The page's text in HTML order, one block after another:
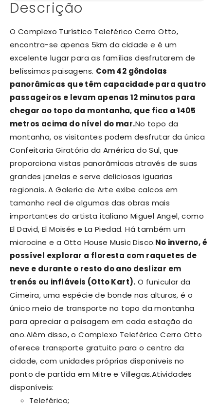
Descrição
O Complexo Turístico Teleférico Cerro Otto,
encontra-se apenas 5km da cidade e é um
excelente lugar para as famílias desfrutarem de
belíssimas paisagens. Com 42 gôndolas
panorâmicas que têm capacidade para quatro
passageiros e levam apenas 12 minutos para
chegar ao topo da montanha, que fica a 1405
metros acima do nível do mar.No topo da
montanha, os visitantes podem desfrutar da única
Confeitaria Giratória da América do Sul, que
proporciona vistas panorâmicas através de suas
grandes janelas e serve deliciosas iguarias
regionais. A Galeria de Arte exibe calcos em
tamanho real de algumas das obras mais
importantes do artista italiano Miguel Angel, como
El David, El Moisés e La Piedad. Há também um
microcine e a Otto House Music Disco.No inverno, é
possível explorar a floresta com raquetes de
neve e durante o resto do ano deslizar em
trenós ou infláveis (Otto Kart). O funicular da
Cimeira, uma espécie de bonde nas alturas, é o
único meio de transporte no topo da montanha
para apreciar a paisagem em cada estação do
ano.Além disso, o Complexo Teleférico Cerro Otto
oferece transporte gratuito para o centro da
cidade, com unidades próprias disponíveis no
ponto de partida em Mitre e Villegas.Atividades
disponíveis:
Teleférico;